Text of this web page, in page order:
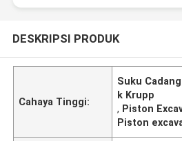
DESKRIPSI PRODUK
Cahaya Tinggi:
Suku
k Krupp
, Piston
Piston